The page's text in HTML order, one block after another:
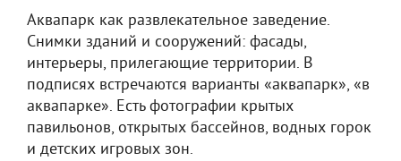
Аквапарк как развлекательное заведение.
Снимки зданий и сооружений: фасады,
интерьеры, прилегающие территории. В
подписях встречаются варианты «аквапарк», «в
аквапарке». Есть фотографии крытых
павильонов, открытых бассейнов, водных горок
и детских игровых зон.